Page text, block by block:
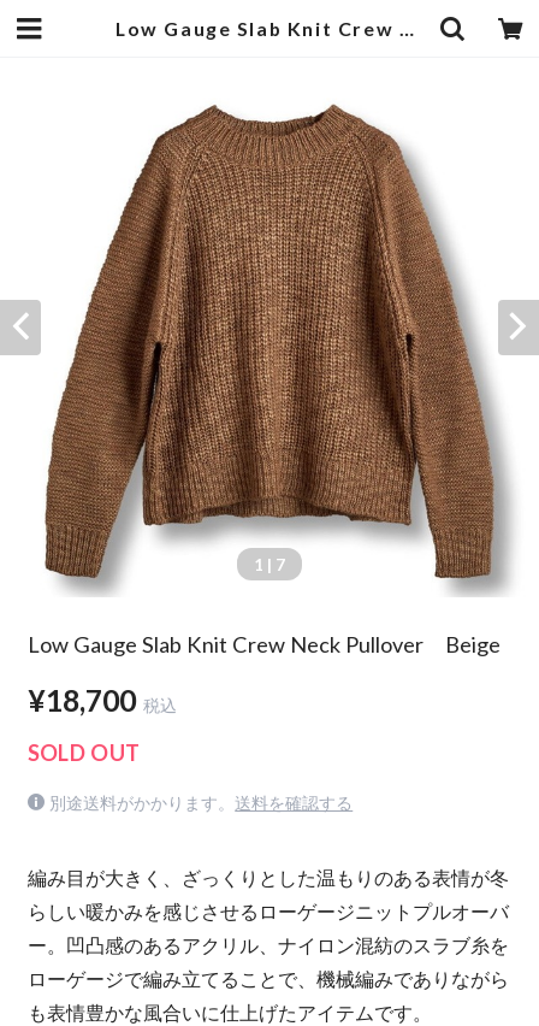
Low Gauge Slab Knit Crew Neck Pullover Beige | 武蔵小杉のセレクトショップ【ナクール】-nakool-
1 | 7
Low Gauge Slab Knit Crew Neck Pullover Beige
¥18,700 税込
SOLD OUT
別途送料がかかります。 送料を確認する
編み目が大きく、ざっくりとした温もりのある表情が冬
らしい暖かみを感じさせるローゲージニットプルオーバ
ー。凹凸感のあるアクリル、ナイロン混紡のスラブ糸を
ローゲージで編み立てることで、機械編みでありながら
も表情豊かな風合いに仕上げたアイテムです。